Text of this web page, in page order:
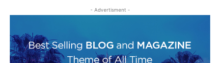
- Advertisment -